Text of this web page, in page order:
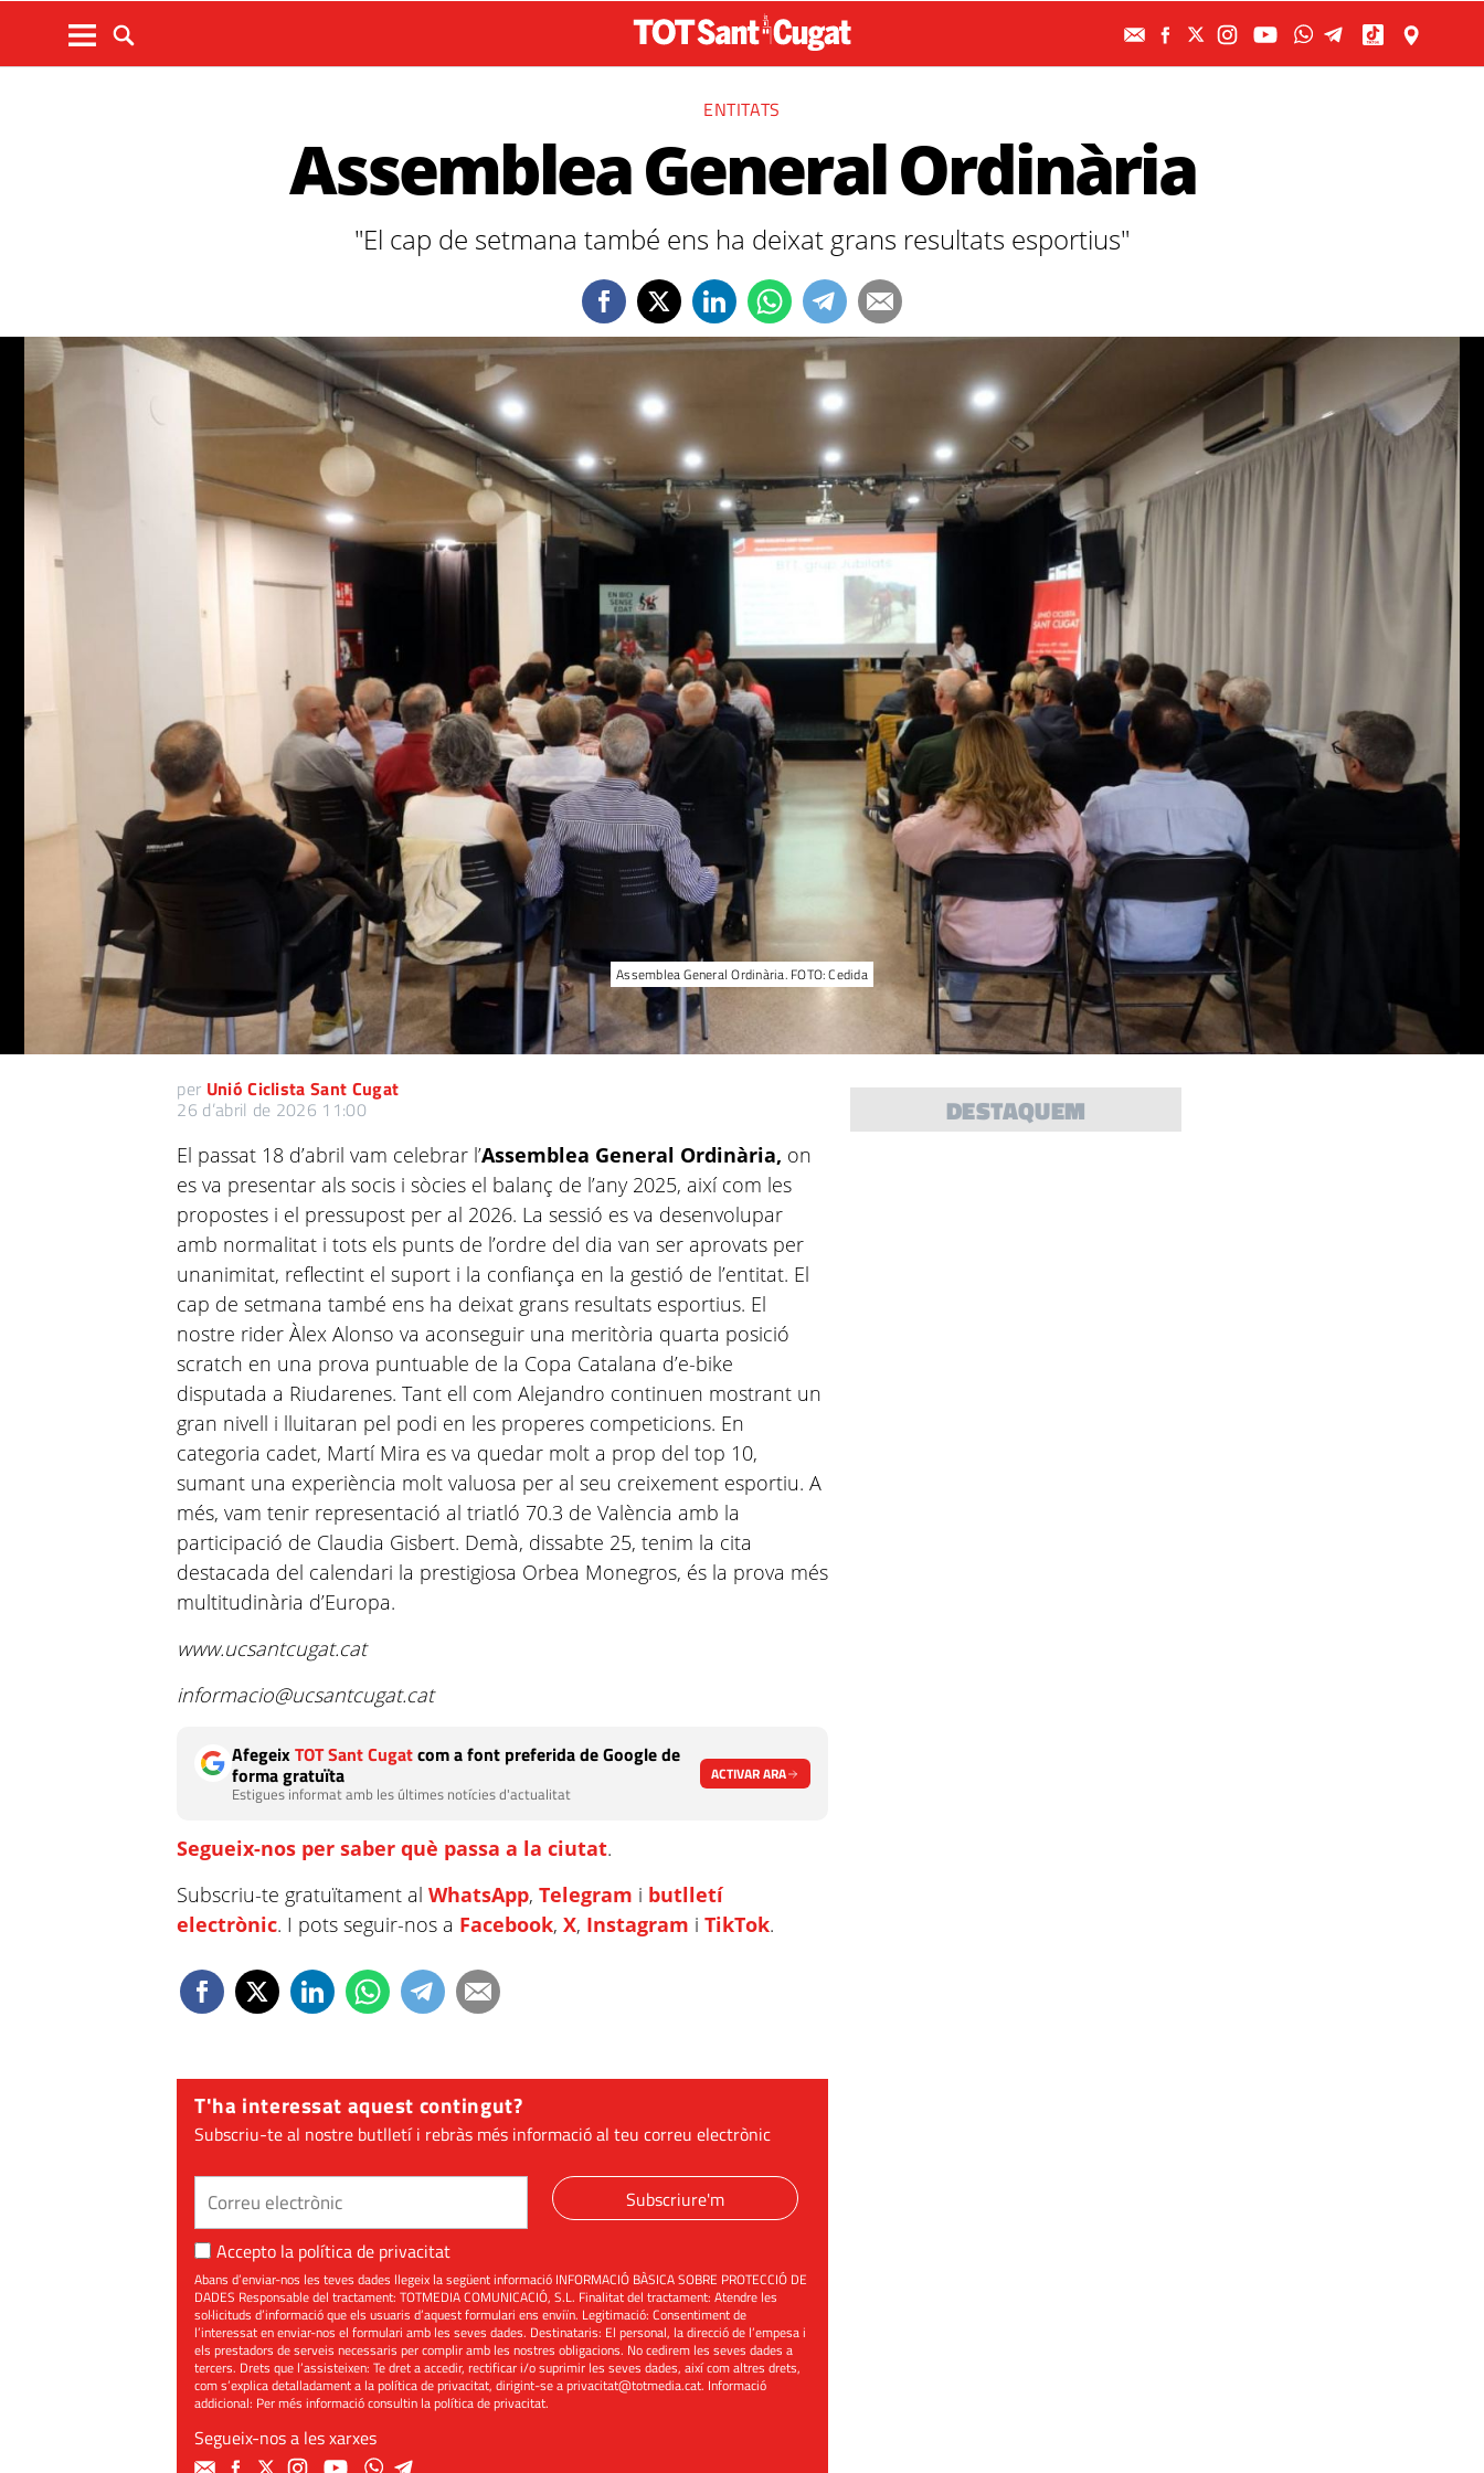
ENTITATS
Assemblea General Ordinària
"El cap de setmana també ens ha deixat grans resultats esportius"
Assemblea General Ordinària. FOTO: Cedida
per Unió Ciclista Sant Cugat
26 d’abril de 2026 11:00
El passat 18 d’abril vam celebrar l’Assemblea General Ordinària, on
es va presentar als socis i sòcies el balanç de l’any 2025, així com les
propostes i el pressupost per al 2026. La sessió es va desenvolupar
amb normalitat i tots els punts de l’ordre del dia van ser aprovats per
unanimitat, reflectint el suport i la confiança en la gestió de l’entitat. El
cap de setmana també ens ha deixat grans resultats esportius. El
nostre rider Àlex Alonso va aconseguir una meritòria quarta posició
scratch en una prova puntuable de la Copa Catalana d’e-bike
disputada a Riudarenes. Tant ell com Alejandro continuen mostrant un
gran nivell i lluitaran pel podi en les properes competicions. En
categoria cadet, Martí Mira es va quedar molt a prop del top 10,
sumant una experiència molt valuosa per al seu creixement esportiu. A
més, vam tenir representació al triatló 70.3 de València amb la
participació de Claudia Gisbert. Demà, dissabte 25, tenim la cita
destacada del calendari la prestigiosa Orbea Monegros, és la prova més
multitudinària d’Europa.
www.ucsantcugat.cat
informacio@ucsantcugat.cat
AfegeixTOT Sant Cugatcom a font preferida de Google de
forma gratuïta
Estigues informat amb les últimes notícies d'actualitat
ACTIVAR ARA
Segueix-nos per saber què passa a la ciutat.
Subscriu-te gratuïtament alWhatsApp,Telegram i butlletí
electrònic. I pots seguir-nos a Facebook,X, Instagram iTikTok.
T'ha interessat aquest contingut?
Subscriu-te al nostre butlletí i rebràs més informació al teu correu electrònic
Subscriure'm
Accepto la política de privacitat
Abans d’enviar-nos les teves dades llegeix la següent informació INFORMACIÓ BÀSICA SOBRE PROTECCIÓ DE
DADES Responsable del tractament: TOTMEDIA COMUNICACIÓ, S.L. Finalitat del tractament: Atendre les
sol·licituds d’informació que els usuaris d’aquest formulari ens enviïn. Legitimació: Consentiment de
l’interessat en enviar-nos el formulari amb les seves dades. Destinataris: El personal, la direcció de l’empesa i
els prestadors de serveis necessaris per complir amb les nostres obligacions. No cedirem les seves dades a
tercers. Drets que l’assisteixen: Te dret a accedir, rectificar i/o suprimir les seves dades, així com altres drets,
com s’explica detalladament a la política de privacitat, dirigint-se aprivacitat@totmedia.cat. Informació
addicional: Per més informació consultin lapolítica de privacitat.
Segueix-nos a les xarxes
DESTAQUEM